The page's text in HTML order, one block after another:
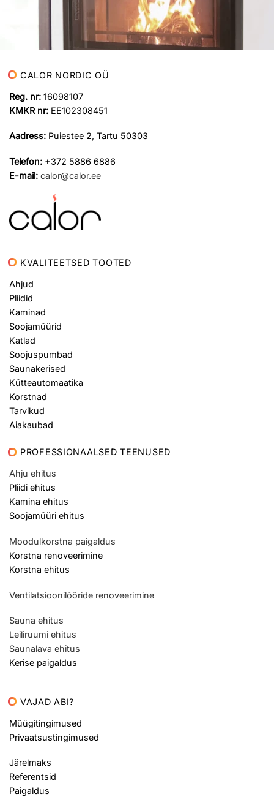
CALOR NORDIC OÜ
Reg. nr: 16098107
KMKR nr: EE102308451
Aadress: Puiestee 2, Tartu 50303
Telefon: +372 5886 6886
E-mail: calor@calor.ee
KVALITEETSED TOOTED
Ahjud
Pliidid
Kaminad
Soojamüürid
Katlad
Soojuspumbad
Saunakerised
Kütteautomaatika
Korstnad
Tarvikud
Aiakaubad
PROFESSIONAALSED TEENUSED
Ahju ehitus
Pliidi ehitus
Kamina ehitus
Soojamüüri ehitus
Moodulkorstna paigaldus
Korstna renoveerimine
Korstna ehitus
Ventilatsioonilõõride renoveerimine
Sauna ehitus
Leiliruumi ehitus
Saunalava ehitus
Kerise paigaldus
VAJAD ABI?
Müügitingimused
Privaatsustingimused
Järelmaks
Referentsid
Paigaldus